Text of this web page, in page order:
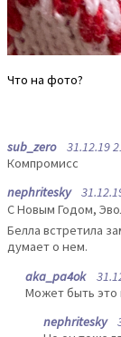
Что на фото?
sub_zero31.12.19
Компромисс
nephritesky
С Новым Годом,
Белла встретила
думает о нем.
aka_pa4ok
Может быть это
nephritesky